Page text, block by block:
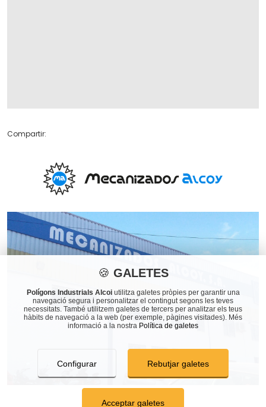
Compartir:
🍪 GALETES
Polígons Industrials Alcoiutilitza galetes pròpies per garantir una
navegació segura i personalitzar el contingut segons les teves
necessitats. També utilitzem galetes de tercers per analitzar els teus
hàbits de navegació a la web (per exemple, pàgines visitades). Més
informació a la nostra Política de galetes
Configurar Rebutjar galetes
Acceptar galetes